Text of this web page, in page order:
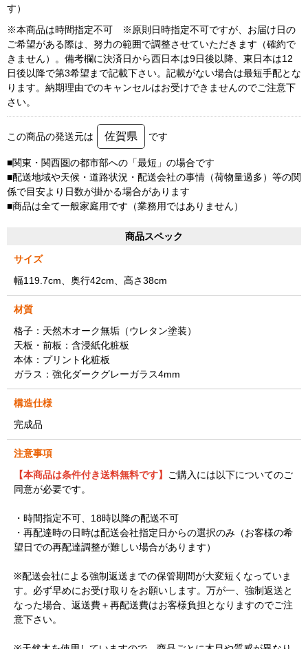
す）
※本商品は時間指定不可 ※原則日時指定不可ですが、お届け日の
ご希望がある際は、努力の範囲で調整させていただきます（確約で
きません）。備考欄に決済日から西日本は9日後以降、東日本は12
日後以降で第3希望まで記載下さい。記載がない場合は最短手配とな
ります。納期理由でのキャンセルはお受けできませんのでご注意下
さい。
この商品の発送元は 佐賀県 です
■関東・関西圏の都市部への「最短」の場合です
■配送地域や天候・道路状況・配送会社の事情（荷物量過多）等の関
係で目安より日数が掛かる場合があります
■商品は全て一般家庭用です（業務用ではありません）
商品スペック
サイズ
幅119.7cm、奥行42cm、高さ38cm
材質
格子：天然木オーク無垢（ウレタン塗装）
天板・前板：含浸紙化粧板
本体：プリント化粧板
ガラス：強化ダークグレーガラス4mm
構造仕様
完成品
注意事項
【本商品は条件付き送料無料です】
ご購入には以下についてのご
同意が必要です。
・時間指定不可、18時以降の配送不可
・再配達時の日時は配送会社指定日からの選択のみ（お客様の希
望日での再配達調整が難しい場合があります）
※配送会社による強制返送までの保管期間が大変短くなっていま
す。必ず早めにお受け取りをお願いします。万が一、強制返送と
なった場合、返送費＋再配送費はお客様負担となりますのでご注
意下さい。